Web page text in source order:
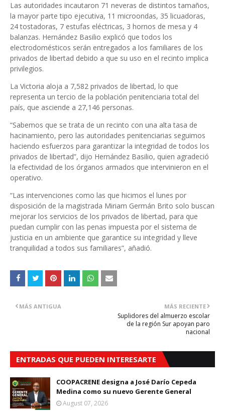
Las autoridades incautaron 71 neveras de distintos tamaños,
la mayor parte tipo ejecutiva, 11 microondas, 35 licuadoras,
24 tostadoras, 7 estufas eléctricas, 3 hornos de mesa y 4
balanzas. Hernández Basilio explicó que todos los
electrodomésticos serán entregados a los familiares de los
privados de libertad debido a que su uso en el recinto implica
privilegios.
La Victoria aloja a 7,582 privados de libertad, lo que
representa un tercio de la población penitenciaria total del
país, que asciende a 27,146 personas.
“Sabemos que se trata de un recinto con una alta tasa de
hacinamiento, pero las autoridades penitenciarias seguimos
haciendo esfuerzos para garantizar la integridad de todos los
privados de libertad”, dijo Hernández Basilio, quien agradeció
la efectividad de los órganos armados que intervinieron en el
operativo.
“Las intervenciones como las que hicimos el lunes por
disposición de la magistrada Miriam Germán Brito solo buscan
mejorar los servicios de los privados de libertad, para que
puedan cumplir con las penas impuesta por el sistema de
justicia en un ambiente que garantice su integridad y lleve
tranquilidad a todos sus familiares”, añadió.
MÁS RECIENTE
Suplidores del almuerzo escolar
de la región Sur apoyan paro
nacional
MÁS ANTIGUA
ENTRADAS QUE PUEDEN INTERESARTE
COOPACRENE designa a José Darío Cepeda
Medina como su nuevo Gerente General
August 07, 2026